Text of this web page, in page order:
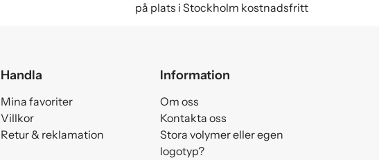
på plats i Stockholm kostnadsfritt
Handla
Mina favoriter
Villkor
Retur & reklamation
Information
Om oss
Kontakta oss
Stora volymer eller egen
logotyp?